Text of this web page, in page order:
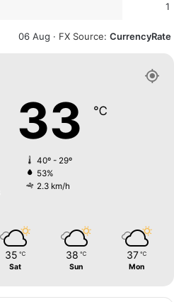
1
06 Aug · FX Source: CurrencyRate
33 ℃
40º - 29º
53%
2.3 km/h
35 ℃
Sat
38 ℃
Sun
37 ℃
Mon